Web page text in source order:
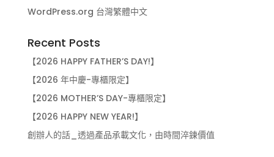
WordPress.org 台灣繁體中文
Recent Posts
【2026 HAPPY FATHER’S DAY!】
【2026 年中慶-專櫃限定】
【2026 MOTHER’S DAY-專櫃限定】
【2026 HAPPY NEW YEAR!】
創辦人的話_透過產品承載文化，由時間淬鍊價值